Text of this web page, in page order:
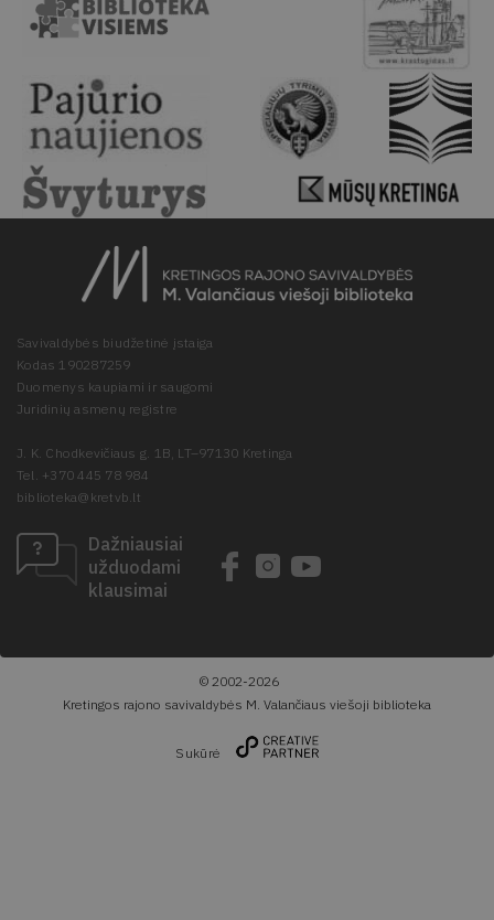
Savivaldybės biudžetinė įstaiga
Kodas 190287259
Duomenys kaupiami ir saugomi
Juridinių asmenų registre
J. K. Chodkevičiaus g. 1B, LT–97130 Kretinga
Tel. +370 445 78 984
biblioteka@kretvb.lt
Dažniausiai
užduodami
klausimai
© 2002-2026
Kretingos rajono savivaldybės M. Valančiaus viešoji biblioteka
Sukūrė